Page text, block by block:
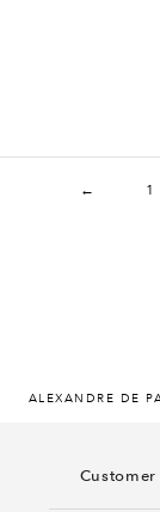
← 1
ALEXANDRE DE
Customer